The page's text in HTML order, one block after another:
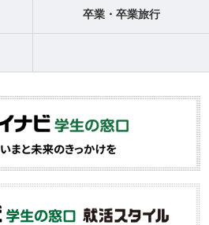
卒業・卒業旅行